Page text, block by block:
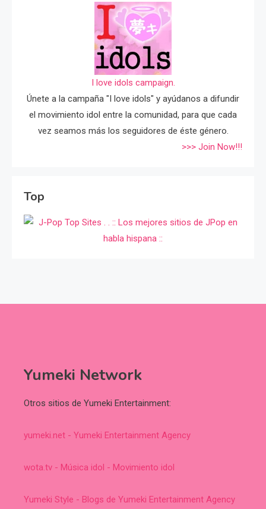
I love idols campaign.
Únete a la campaña "I love idols" y ayúdanos a difundir
el movimiento idol entre la comunidad, para que cada
vez seamos más los seguidores de éste género.
>>> Join Now!!!
Top
Yumeki Network
Otros sitios de Yumeki Entertainment:
yumeki.net - Yumeki Entertainment Agency
wota.tv - Música idol - Movimiento idol
Yumeki Style - Blogs de Yumeki Entertainment Agency